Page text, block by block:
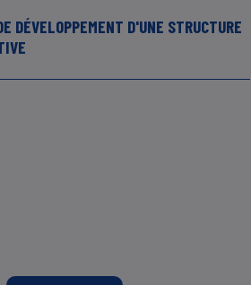
DÉVELOPPEMENT D'UNE STRUCTURE